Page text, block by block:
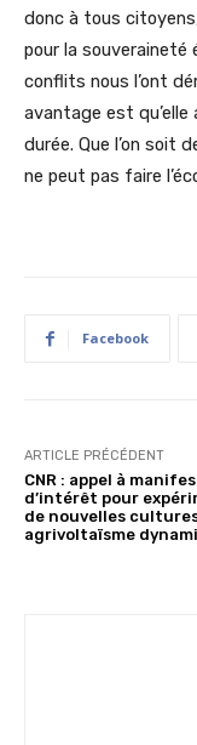
donc à tous
pour la
conflits nous l’ont
avantage est
durée. Que l’on soit
ne peut pas faire
Facebook
ARTICLE PRÉCÉDENT
CNR : appel à
d’intérêt pour
de nouvelles
agrivoltaïsme